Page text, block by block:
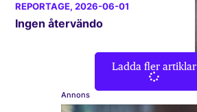
REPORTAGE, 2026-06-01
Ingen återvändo
Ladda fler artiklar
Annons